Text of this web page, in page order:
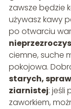
zawsze będzie
używasz kawy
po otwarciu
ciemne, suche
pokojowa.
starych,
ziarnistej: jeśli
zaworkiem,